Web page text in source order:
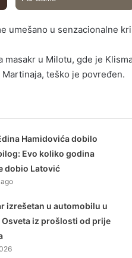
umešano u senzacionalne
masakr u Milotu, gde je
teško je povređen.
Hamidovića dobilo
Evo koliko godina
dobio Latović
izrešetan u automobilu u
Osveta iz prošlosti od prije